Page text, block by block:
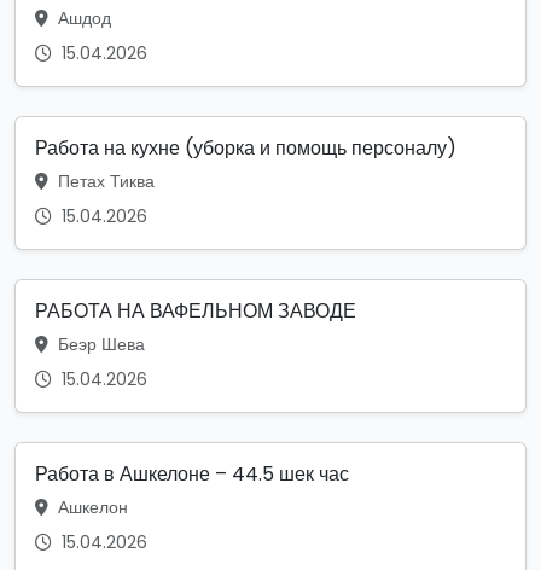
Ашдод
15.04.2026
Работа на кухне (уборка и помощь персоналу)
Петах Тиква
15.04.2026
РАБОТА НА ВАФЕЛЬНОМ ЗАВОДЕ
Беэр Шева
15.04.2026
Работа в Ашкелоне – 44.5 шек час
Ашкелон
15.04.2026